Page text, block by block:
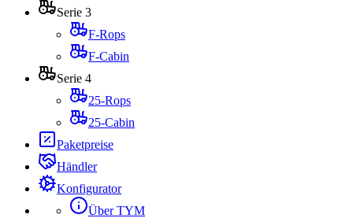
Serie 3
F-Rops
F-Cabin
Serie 4
25-Rops
25-Cabin
Paketpreise
Händler
Konfigurator
Über TYM